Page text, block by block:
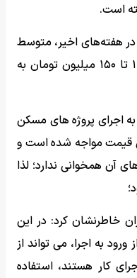
است.
هفته‌های اخیر، متوسط
قیمت ملک در پایتخت را حدود ۱۴۰ تا ۱۵۰ میلیون تومان به
اجرای پروژه های مسکن
قیمت مواجه شده است و
آن همخوانی ندارد؛ لذا
خاطرنشان کرد: در این
ورود به اجرا، می تواند از
کار هستند، استفاده